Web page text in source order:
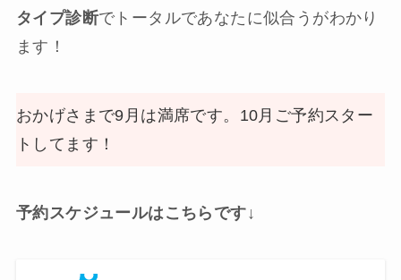
タイプ診断でトータルであなたに似合うがわかり
ます！
おかげさまで9月は満席です。10月ご予約スター
トしてます！
予約スケジュールはこちらです↓